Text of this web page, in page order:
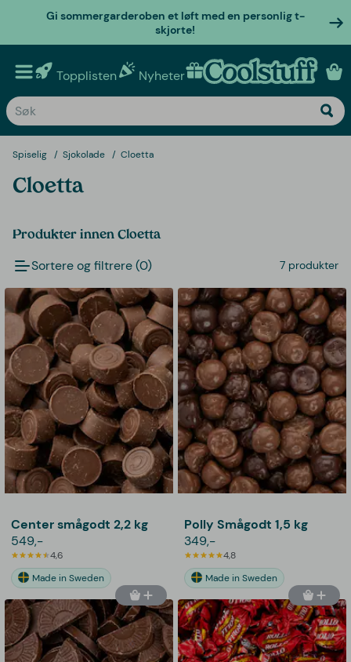
Gi sommergarderoben et løft med en personlig t-
skjorte!
Topplisten Nyheter Personlige gaver
Spiselig Sjokolade Cloetta
Cloetta
Produkter innen Cloetta
Sortere og filtrere (0) 7 produkter
Center smågodt 2,2 kg
549,-
4,6
Made in Sweden
Polly Smågodt 1,5 kg
349,-
4,8
Made in Sweden